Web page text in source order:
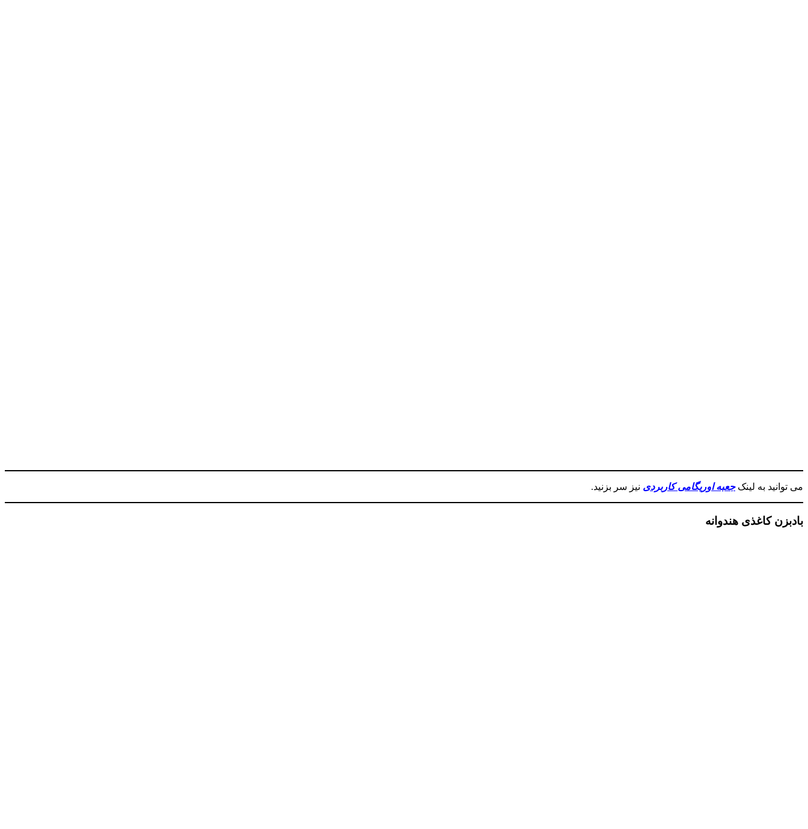
می توانید به لینکجعبه اوریگامی کاربردی نیز سر بزنید.
بادبزن کاغذی هندوانه